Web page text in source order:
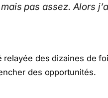
pas assez. Alors
relayée des dizaines de
des opportunités.